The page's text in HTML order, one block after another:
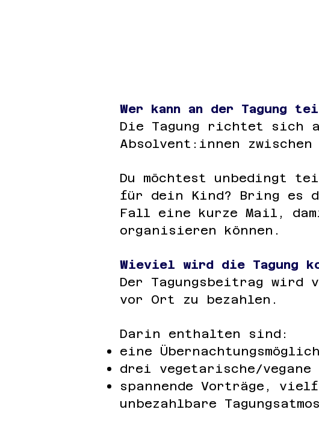
Wer kann an der Tagung
Die Tagung richtet sich
Absolvent:innen zwischen
Du möchtest unbedingt
für dein Kind? Bring es
Fall eine kurze Mail,
organisieren können.
Wieviel wird die Tagung
Der Tagungsbeitrag
vor Ort zu bezahlen.
Darin enthalten sind:
eine
drei vegetarische/vegane
spannende Vorträge,
unbezahlbare